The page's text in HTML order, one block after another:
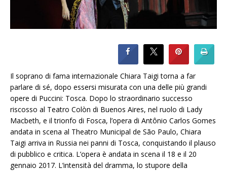
Il soprano di fama internazionale Chiara Taigi torna a far
parlare di sé, dopo essersi misurata con una delle più grandi
opere di Puccini: Tosca. Dopo lo straordinario successo
riscosso al Teatro Colòn di Buenos Aires, nel ruolo di Lady
Macbeth, e il trionfo di Fosca, l’opera di Antônio Carlos Gomes
andata in scena al Theatro Municipal de São Paulo, Chiara
Taigi arriva in Russia nei panni di Tosca, conquistando il plauso
di pubblico e critica. L’opera è andata in scena il 18 e il 20
gennaio 2017. L’intensità del dramma, lo stupore della